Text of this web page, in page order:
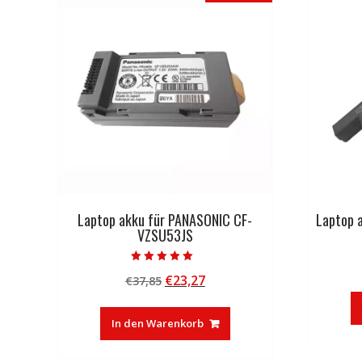
Laptop akku für PANASONIC CF-
VZSU53JS
5.00
von 5
€37,85 Ursprünglicher
war:
€37,85
€23,27Aktueller
ist:
€23,27.
In den Warenkorb
Laptop